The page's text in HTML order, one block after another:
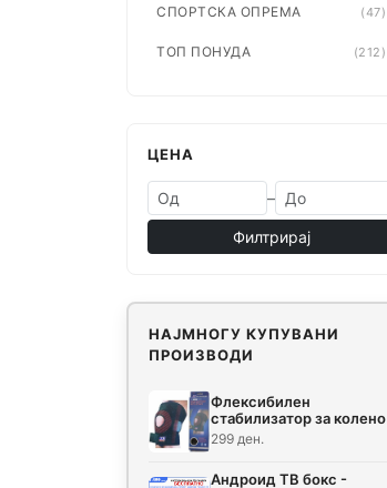
СПОРТСКА ОПРЕМА (47)
ТОП ПОНУДА (212)
ЦЕНА
–
Филтрирај
НАЈМНОГУ КУПУВАНИ
ПРОИЗВОДИ
Флексибилен
стабилизатор за колено
299 ден.
Андроид ТВ бокс -